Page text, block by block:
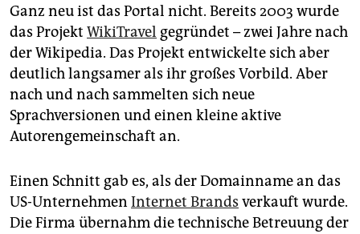
Ganz neu ist das Portal nicht. Bereits 2003 wurde
das Projekt WikiTravel gegründet – zwei Jahre nach
der Wikipedia. Das Projekt entwickelte sich aber
deutlich langsamer als ihr großes Vorbild. Aber
nach und nach sammelten sich neue
Sprachversionen und einen kleine aktive
Autorengemeinschaft an.
Einen Schnitt gab es, als der Domainname an das
US-Unternehmen Internet Brands verkauft wurde.
Die Firma übernahm die technische Betreuung der